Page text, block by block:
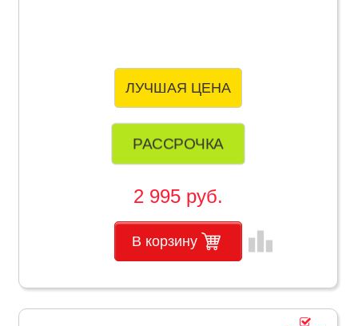
ЛУЧШАЯ ЦЕНА
РАССРОЧКА
2 995 руб.
В корзину leaderboard